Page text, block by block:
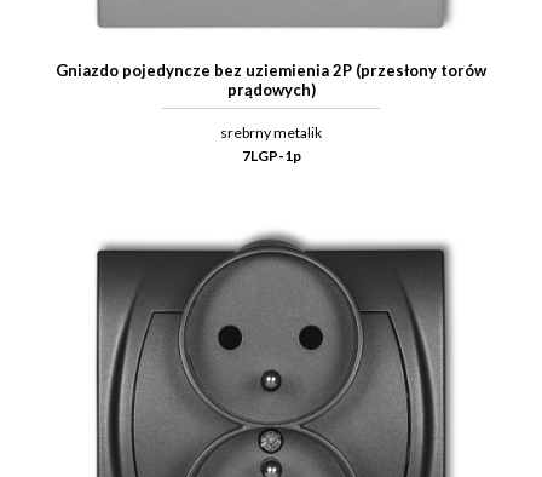
Gniazdo pojedyncze bez uziemienia 2P (przesłony torów
prądowych)
srebrny metalik
7LGP-1p